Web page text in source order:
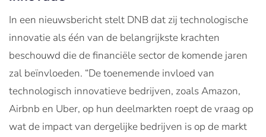
In een nieuwsbericht stelt DNB dat zij technologische
innovatie als één van de belangrijkste krachten
beschouwd die de financiële sector de komende jaren
zal beïnvloeden. “De toenemende invloed van
technologisch innovatieve bedrijven, zoals Amazon,
Airbnb en Uber, op hun deelmarkten roept de vraag op
wat de impact van dergelijke bedrijven is op de markt